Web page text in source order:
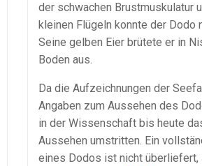
der schwachen Brustmuskulatur
kleinen Flügeln konnte der Dodo
Seine gelben Eier brütete er in
Boden aus.
Da die Aufzeichnungen der
Angaben zum Aussehen des
in der Wissenschaft bis heute
Aussehen umstritten. Ein
eines Dodos ist nicht überliefert,